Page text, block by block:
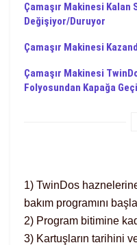
Çamaşır Makinesi Kalan
Değişiyor/Duruyor
Çamaşır Makinesi
Çamaşır Makinesi
Folyosundan Kapağa
1) TwinDos
bakım programını
2) Program bitimine
3) Kartuşların tarihini